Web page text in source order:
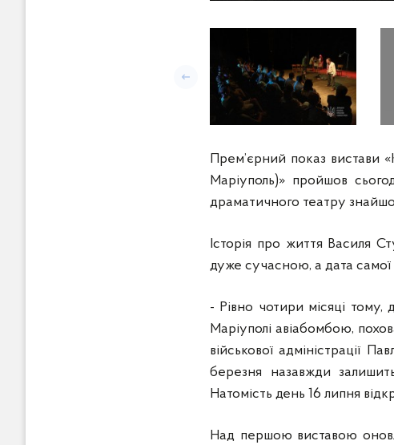
Попередній слайд
Прем’єрний показ вистави
Маріуполь)» пройшов
драматичного театру
Історія про життя Василя
дуже сучасною, а дата
- Рівно чотири місяці
Маріуполі авіабомбою,
військової адміністрації
березня назавжди
Натомість день 16 липня
Над першою виставою